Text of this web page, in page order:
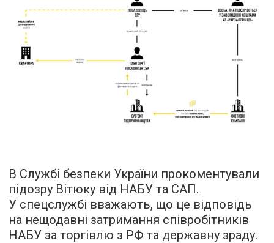
В Службі безпеки України прокоментували
підозру Вітюку від НАБУ та САП.
У спецслужбі вважають, що це відповідь
на нещодавні затримання співробітників
НАБУ за торгівлю з РФ та державну зраду.